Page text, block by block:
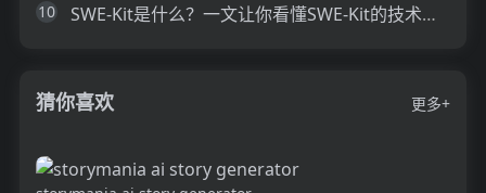
10 SWE-Kit是什么？一文让你看懂SWE-Kit的技术原理、主要功能、应用场景
猜你喜欢 更多+